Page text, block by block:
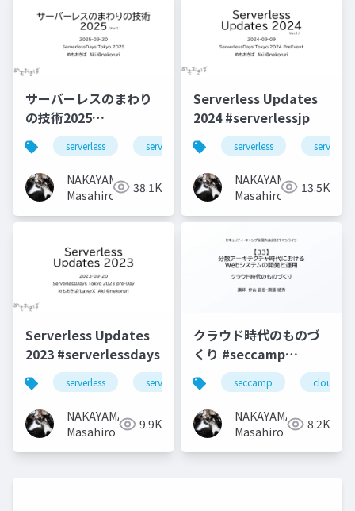
サーバーレスのまわり
の技術2025
#serverlessjp
serverless serverlessjp
NAKAYAMA
Masahiro
38.1K
Serverless Updates
2024 #serverlessjp
serverless
NAKAYAMA
Masahiro
13.5K
Serverless Updates
2023 #serverlessdays
serverless serverlessdays
NAKAYAMA
Masahiro
9.9K
クラウド時代のものづ
くり #seccamp
#seccamp2021b3
seccamp cloud
NAKAYAMA
Masahiro
8.2K